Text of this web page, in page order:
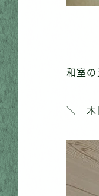
和室の
＼ 木